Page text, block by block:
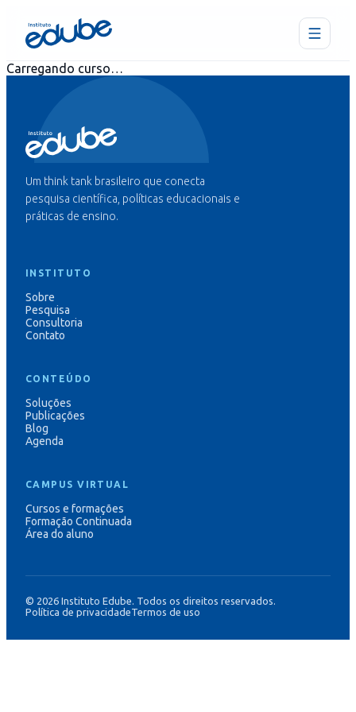
Carregando curso…
Um think tank brasileiro que conecta
pesquisa científica, políticas educacionais e
práticas de ensino.
INSTITUTO
Sobre
Pesquisa
Consultoria
Contato
CONTEÚDO
Soluções
Publicações
Blog
Agenda
CAMPUS VIRTUAL
Cursos e formações
Formação Continuada
Área do aluno
© 2026 Instituto Edube. Todos os direitos reservados.
Política de privacidadeTermos de uso